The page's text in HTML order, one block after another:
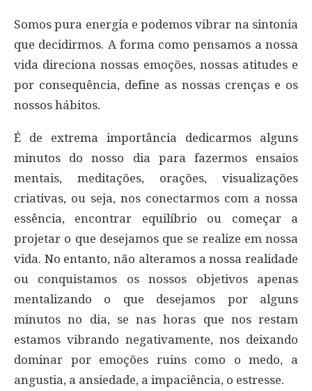
Somos pura energia e podemos vibrar na sintonia
que decidirmos. A forma como pensamos a nossa
vida direciona nossas emoções, nossas atitudes e
por consequência, define as nossas crenças e os
nossos hábitos.
É de extrema importância dedicarmos alguns
minutos do nosso dia para fazermos ensaios
mentais, meditações, orações, visualizações
criativas, ou seja, nos conectarmos com a nossa
essência, encontrar equilíbrio ou começar a
projetar o que desejamos que se realize em nossa
vida. No entanto, não alteramos a nossa realidade
ou conquistamos os nossos objetivos apenas
mentalizando o que desejamos por alguns
minutos no dia, se nas horas que nos restam
estamos vibrando negativamente, nos deixando
dominar por emoções ruins como o medo, a
angustia, a ansiedade, a impaciência, o estresse.